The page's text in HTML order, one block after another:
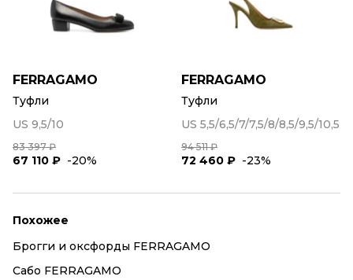
FERRAGAMO
Туфли
US 9,5/10
83 397 ₽
67 110 ₽ -20%
FERRAGAMO
Туфли
US 5,5/6,5/7/7,5/8/8,5/9,5/10,5
94 511 ₽
72 460 ₽ -23%
Похожее
Брогги и оксфорды FERRAGAMO
Сабо FERRAGAMO